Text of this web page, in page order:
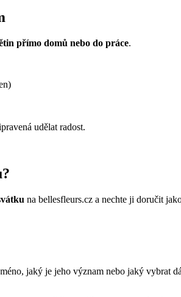
přímo domů nebo do práce.
udělat radost.
na bellesfleurs.cz a nechte ji doručit
jaký je jeho význam nebo jaký vybrat